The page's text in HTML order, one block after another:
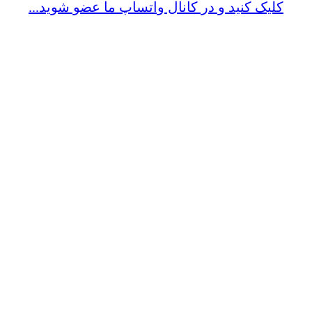
کلیک کنید و در کانال واتساپ ما عضو شوید...